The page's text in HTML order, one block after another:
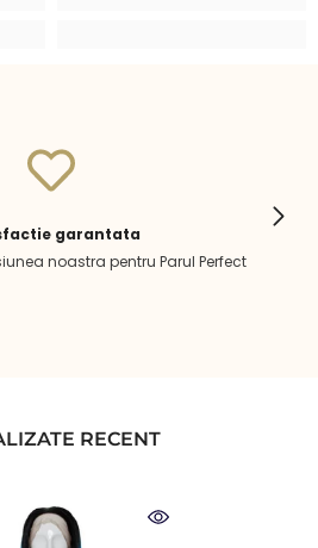
garantata
noastra pentru Parul Perfect
RECENT